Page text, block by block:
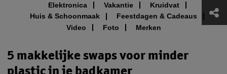
Elektronica
Vakantie
Kruidvat
Huis & Schoonmaak
Feestdagen & Cadeaus
Video
Foto Merken
5 makkelijke swaps voor minder
plastic in je badkamer